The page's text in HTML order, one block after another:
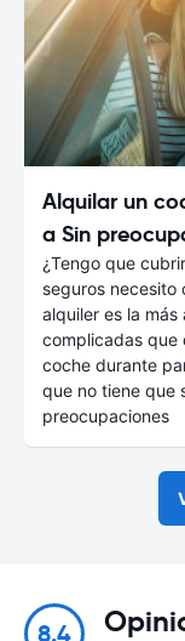
Alquilar un
a Sin
¿Tengo que
seguros necesito
alquiler es la
complicadas que
coche durante
que no tiene que
preocupaciones
8.4